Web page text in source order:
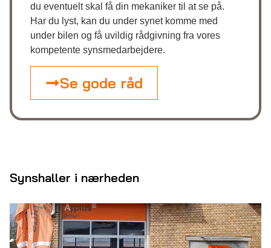
du eventuelt skal få din mekaniker til at se på.
Har du lyst, kan du under synet komme med
under bilen og få uvildig rådgivning fra vores
kompetente synsmedarbejdere.
Se gode råd
Synshaller i nærheden